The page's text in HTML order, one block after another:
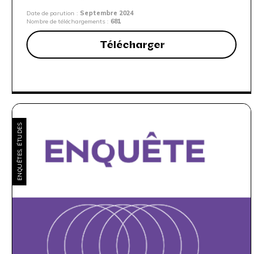
Date de parution : Septembre 2024
Nombre de téléchargements : 681
Télécharger
ENQUÊTES, ÉTUDES